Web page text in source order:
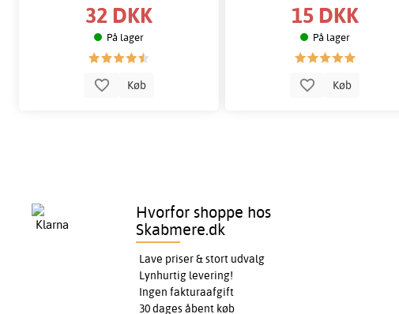
32 DKK
På lager
Køb
15 DKK
På lager
Køb
Hvorfor shoppe hos
Skabmere.dk
Lave priser & stort udvalg
Lynhurtig levering!
Ingen fakturaafgift
30 dages åbent køb